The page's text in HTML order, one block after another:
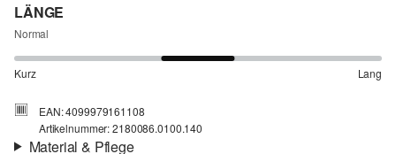
LÄNGE
Normal
Kurz Lang
EAN: 4099979161108
Artikelnummer: 2180086.0100.140
Material & Pflege